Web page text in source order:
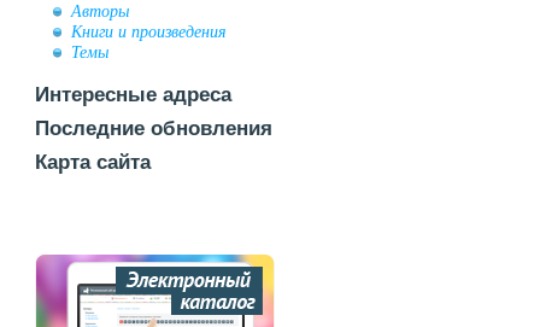
Авторы
Книги и произведения
Темы
Интересные адреса
Последние обновления
Карта сайта